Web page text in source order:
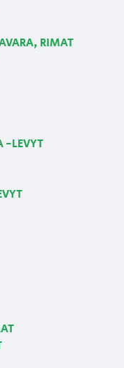
RIMAT
-LEVYT